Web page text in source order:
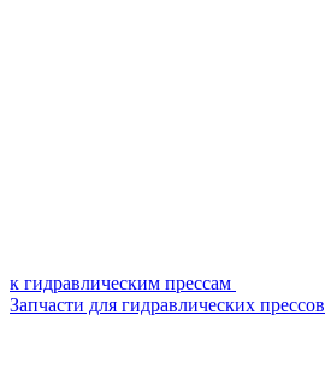
к гидравлическим прессам
Запчасти для гидравлических прессов